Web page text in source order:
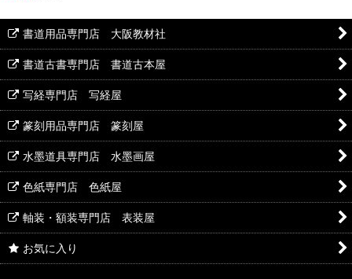
書道用品専門店 大阪教材社
書道古書専門店 書道古本屋
写経専門店 写経屋
篆刻用品専門店 篆刻屋
水墨道具専門店 水墨画屋
色紙専門店 色紙屋
軸装・額装専門店 表装屋
お気に入り